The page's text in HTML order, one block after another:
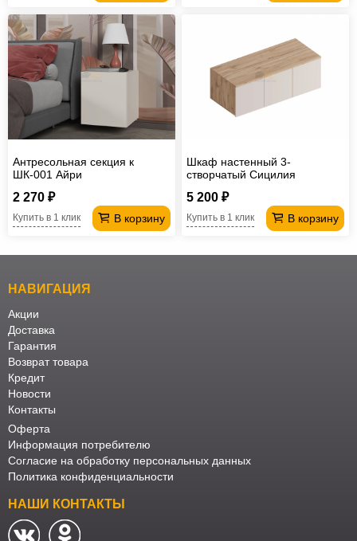
Антресольная секция к
ШК-001 Айри
2 270 ₽
В корзину
Купить в 1 клик
Шкаф настенный 3-
створчатый Сицилия
5 200 ₽
В корзину
Купить в 1 клик
НАВИГАЦИЯ
Акции
Доставка
Гарантия
Возврат товара
Кредит
Новости
Контакты
Оферта
Информация потребителю
Согласие на обработку персональных данных
Политика конфиденциальности
НАШИ КОНТАКТЫ